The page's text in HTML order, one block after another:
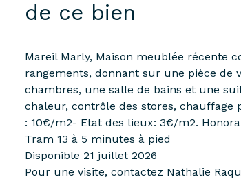
de ce bien
Mareil Marly, Maison meublée récente
rangements, donnant sur une pièce de
chambres, une salle de bains et une
chaleur, contrôle des stores, chauffage
: 10€/m2- Etat des lieux: 3€/m2.
Tram 13 à 5 minutes à pied
Disponible 21 juillet 2026
Pour une visite, contactez Nathalie